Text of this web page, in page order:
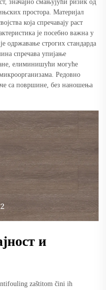
значајно смањујући ризик од
простора. Материјал
која спречавају раст
је посебно важна у
одржавање строгих стандарда
спречава упијање
елиминишући могуће
Редовно
са површине, без наношења
и
zaštitom čini ih